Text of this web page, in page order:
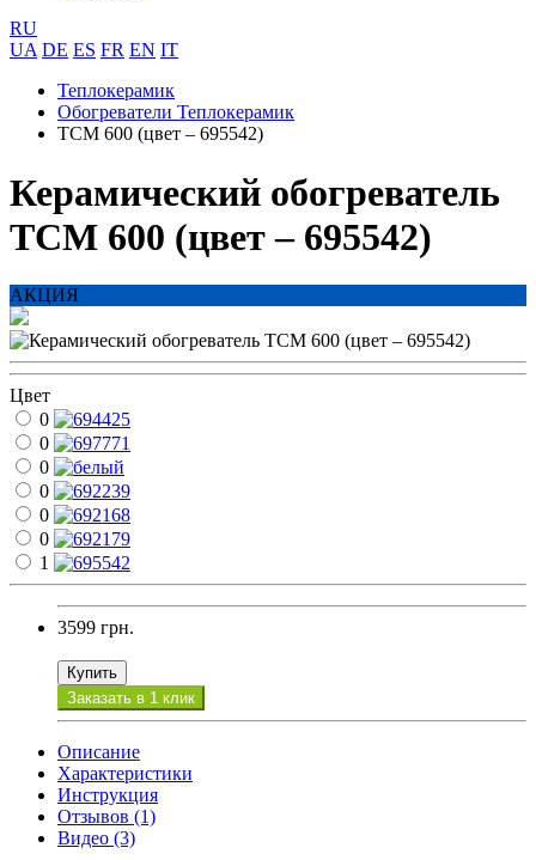
RU
UA DE ES FR EN IT
Теплокерамик
Обогреватели Теплокерамик
ТСМ 600 (цвет – 695542)
Керамический обогреватель
ТСМ 600 (цвет – 695542)
АКЦИЯ
Цвет
0
0
0
0
0
0
1
3599 грн.
Купить
Заказать в 1 клик
Описание
Характеристики
Инструкция
Отзывов (1)
Видео (3)